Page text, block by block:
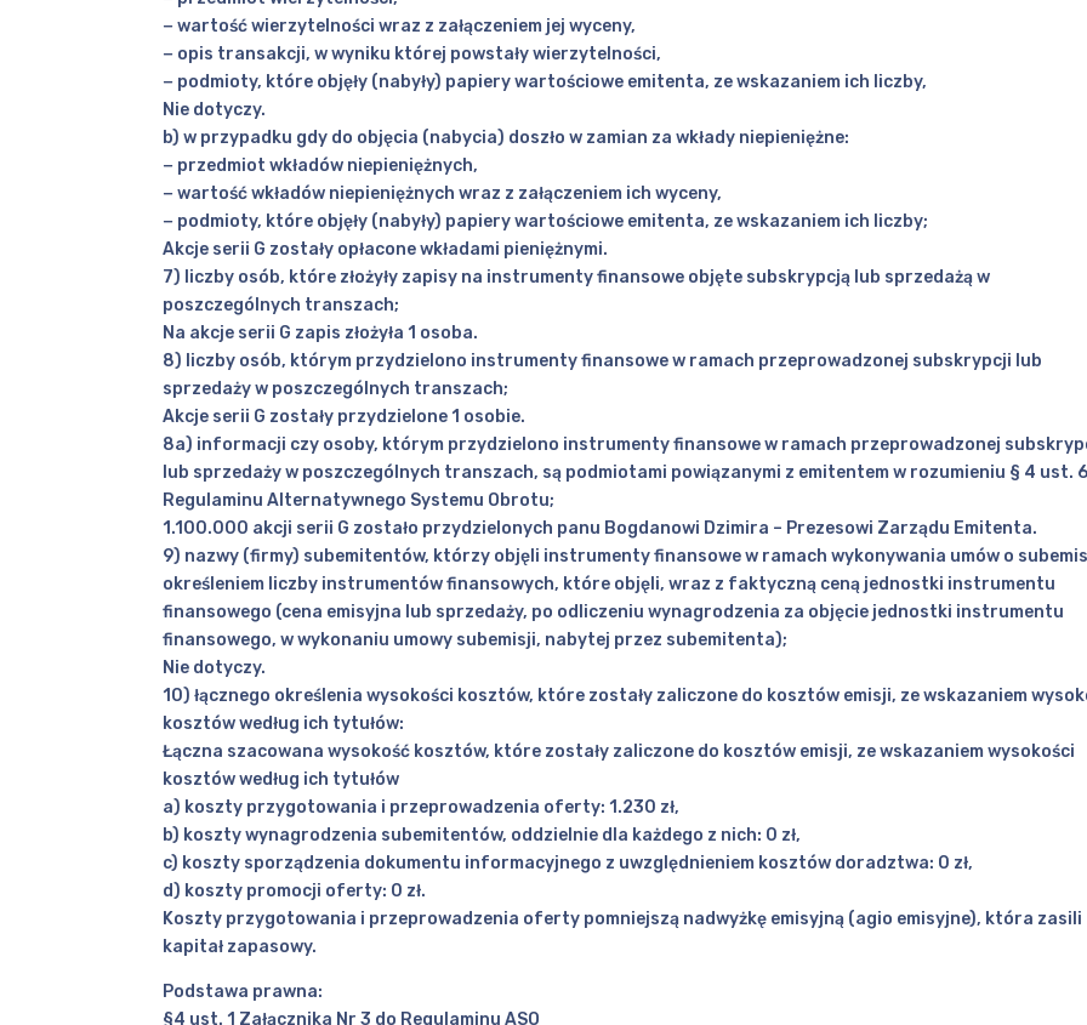
− wartość wierzytelności wraz z załączeniem jej wyceny,
− opis transakcji, w wyniku której powstały wierzytelności,
− podmioty, które objęły (nabyły) papiery wartościowe emitenta, ze wskazaniem ich liczby,
Nie dotyczy.
b) w przypadku gdy do objęcia (nabycia) doszło w zamian za wkłady niepieniężne:
− przedmiot wkładów niepieniężnych,
− wartość wkładów niepieniężnych wraz z załączeniem ich wyceny,
− podmioty, które objęły (nabyły) papiery wartościowe emitenta, ze wskazaniem ich liczby;
Akcje serii G zostały opłacone wkładami pieniężnymi.
7) liczby osób, które złożyły zapisy na instrumenty finansowe objęte subskrypcją lub sprzedażą w
poszczególnych transzach;
Na akcje serii G zapis złożyła 1 osoba.
8) liczby osób, którym przydzielono instrumenty finansowe w ramach przeprowadzonej subskrypcji lub
sprzedaży w poszczególnych transzach;
Akcje serii G zostały przydzielone 1 osobie.
8a) informacji czy osoby, którym przydzielono instrumenty finansowe w ramach przeprowadzonej
lub sprzedaży w poszczególnych transzach, są podmiotami powiązanymi z emitentem w rozumieniu § 4 ust.
Regulaminu Alternatywnego Systemu Obrotu;
1.100.000 akcji serii G zostało przydzielonych panu Bogdanowi Dzimira – Prezesowi Zarządu Emitenta.
9) nazwy (firmy) subemitentów, którzy objęli instrumenty finansowe w ramach wykonywania umów o
określeniem liczby instrumentów finansowych, które objęli, wraz z faktyczną ceną jednostki instrumentu
finansowego (cena emisyjna lub sprzedaży, po odliczeniu wynagrodzenia za objęcie jednostki instrumentu
finansowego, w wykonaniu umowy subemisji, nabytej przez subemitenta);
Nie dotyczy.
10) łącznego określenia wysokości kosztów, które zostały zaliczone do kosztów emisji, ze wskazaniem
kosztów według ich tytułów:
Łączna szacowana wysokość kosztów, które zostały zaliczone do kosztów emisji, ze wskazaniem wysokości
kosztów według ich tytułów
a) koszty przygotowania i przeprowadzenia oferty: 1.230 zł,
b) koszty wynagrodzenia subemitentów, oddzielnie dla każdego z nich: 0 zł,
c) koszty sporządzenia dokumentu informacyjnego z uwzględnieniem kosztów doradztwa: 0 zł,
d) koszty promocji oferty: 0 zł.
Koszty przygotowania i przeprowadzenia oferty pomniejszą nadwyżkę emisyjną (agio emisyjne), która zasili
kapitał zapasowy.
Podstawa prawna:
§4 ust. 1 Załącznika Nr 3 do Regulaminu ASO